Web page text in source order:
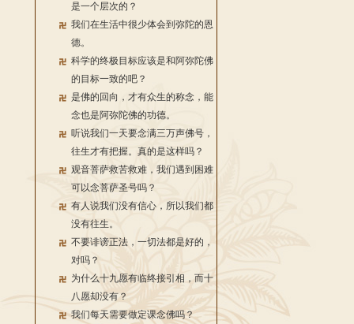
是一个层次的？
我们在生活中很少体会到弥陀的恩
德。
科学的终极目标应该是和阿弥陀佛
的目标一致的吧？
是佛的回向，才有众生的称念，能
念也是阿弥陀佛的功德。
听说我们一天要念满三万声佛号，
往生才有把握。真的是这样吗？
观音菩萨救苦救难，我们遇到困难
可以念菩萨圣号吗？
有人说我们没有信心，所以我们都
没有往生。
不要诽谤正法，一切法都是好的，
对吗？
为什么十九愿有临终接引相，而十
八愿却没有？
我们每天需要做定课念佛吗？